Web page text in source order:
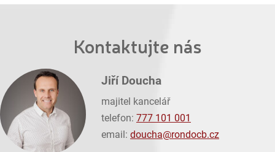
Kontaktujte nás
Jiří Doucha
majitel kancelář
telefon: 777 101 001
email: doucha@rondocb.cz